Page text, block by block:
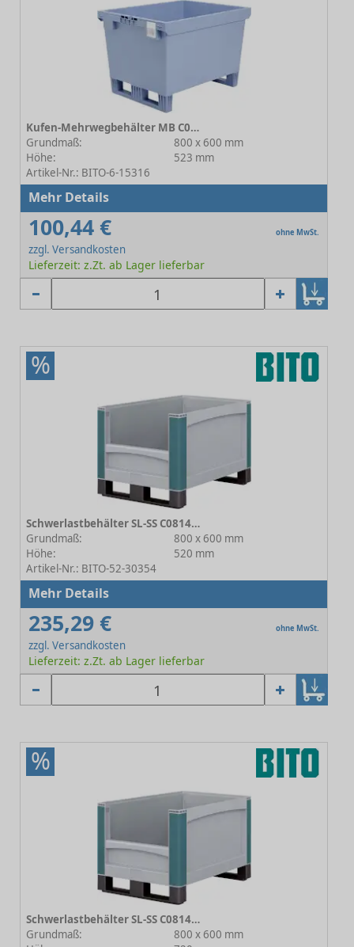
Kufen-Mehrwegbehälter MB C0402-0045
Grundmaß:
800 x 600 mm
Höhe:
523 mm
Artikel-Nr.: BITO-6-15316
Mehr Details
100,44 € ohne MwSt.
zzgl. Versandkosten
Lieferzeit: z.Zt. ab Lager lieferbar
%
Schwerlastbehälter SL-SS C0814-0002
Grundmaß:
800 x 600 mm
Höhe:
520 mm
Artikel-Nr.: BITO-52-30354
Mehr Details
235,29 € ohne MwSt.
zzgl. Versandkosten
Lieferzeit: z.Zt. ab Lager lieferbar
%
Schwerlastbehälter SL-SS C0814-0007
Grundmaß:
800 x 600 mm